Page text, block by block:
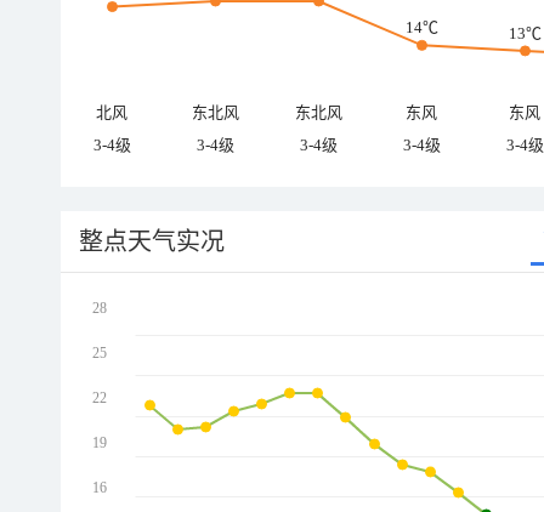
14℃ 13℃
北风 东北风 东北风 东风
东风
3-4级
3-4级 3-4级 3-4级 3-4级
整点天气实况
28
25
22
19
16